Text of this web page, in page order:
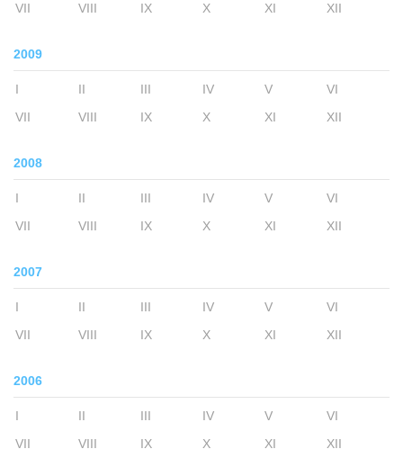
VII
VIII IX X XI XII
2009
I II III IV V
VI
VII
VIII IX X XI XII
2008
I II III IV V
VI
VII
VIII IX X XI XII
2007
I II III IV V
VI
VII
VIII IX X XI XII
2006
I II III IV V
VI
VII
VIII IX X XI XII